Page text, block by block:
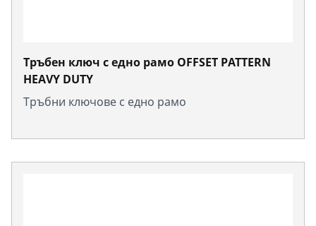
Тръбен ключ с едно рамо OFFSET PATTERN
HEAVY DUTY
Тръбни ключове с едно рамо